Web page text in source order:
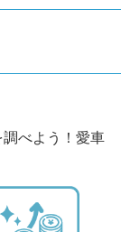
べよう！愛車